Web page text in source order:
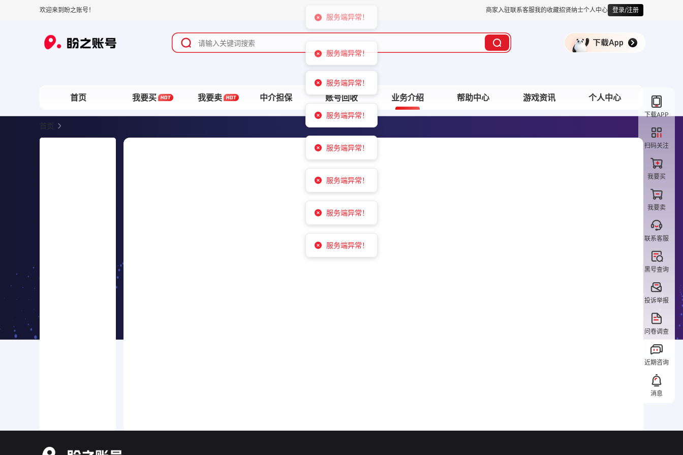
欢迎来到盼之账号！ 商家入驻联系客服我的收藏招贤纳士个人中心 登录/注册
首页 我要买 我要卖 中介担保 账号回收 业务介绍 帮助中心 游戏资讯 个人中心
首页
下载APP
扫码关注
我要买
我要卖
联系客服
黑号查询
投诉举报
问卷调查
近期咨询
消息
服务端异常！
服务端异常！
服务端异常！
服务端异常！
服务端异常！